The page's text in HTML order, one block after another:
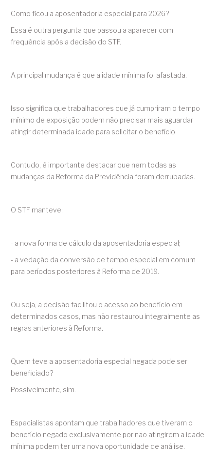
Como ficou a aposentadoria especial para 2026?
Essa é outra pergunta que passou a aparecer com
frequência após a decisão do STF.
A principal mudança é que a idade mínima foi afastada.
Isso significa que trabalhadores que já cumpriram o tempo
mínimo de exposição podem não precisar mais aguardar
atingir determinada idade para solicitar o benefício.
Contudo, é importante destacar que nem todas as
mudanças da Reforma da Previdência foram derrubadas.
O STF manteve:
- a nova forma de cálculo da aposentadoria especial;
- a vedação da conversão de tempo especial em comum
para períodos posteriores à Reforma de 2019.
Ou seja, a decisão facilitou o acesso ao benefício em
determinados casos, mas não restaurou integralmente as
regras anteriores à Reforma.
Quem teve a aposentadoria especial negada pode ser
beneficiado?
Possivelmente, sim.
Especialistas apontam que trabalhadores que tiveram o
benefício negado exclusivamente por não atingirem a idade
mínima podem ter uma nova oportunidade de análise.